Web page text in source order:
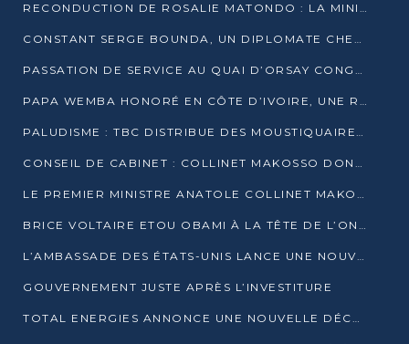
RECONDUCTION DE ROSALIE MATONDO : LA MINISTRE PROMET D’ACCÉLÉRER LE TRAITEMENT DES DOSSIERS ET DE RELEVER DE NOUVEAUX DÉFIS
CONSTANT SERGE BOUNDA, UN DIPLOMATE CHEVRONNÉ AUX COMMANDES DES AFFAIRES ÉTRANGÈRES
PASSATION DE SERVICE AU QUAI D’ORSAY CONGOLAIS : GAKOSSO PASSE LE FLAMBEAU À BOUNDA
PAPA WEMBA HONORÉ EN CÔTE D’IVOIRE, UNE RUE PORTE DÉSORMAIS SON NOM
PALUDISME : TBC DISTRIBUE DES MOUSTIQUAIRES DANS DEUX CSI DE BRAZZAVILLE
CONSEIL DE CABINET : COLLINET MAKOSSO DONNE SES DERNIÈRES ORIENTATIONS
LE PREMIER MINISTRE ANATOLE COLLINET MAKOSSO DÉMISSIONNE AVEC SON GOUVERNEMENT
BRICE VOLTAIRE ETOU OBAMI À LA TÊTE DE L’ONEC-C POUR TROIS ANS
L’AMBASSADE DES ÉTATS-UNIS LANCE UNE NOUVELLE COHORTE DU PROGRAMME ACCESS MICRO-SCHOLARSHIP
GOUVERNEMENT JUSTE APRÈS L’INVESTITURE
TOTAL ENERGIES ANNONCE UNE NOUVELLE DÉCOUVERTE D’HYDROCARBURES SUR LE PERMIS MOHO AU LARGE DU CONGO